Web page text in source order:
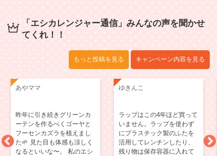
「エシカレンジャー通信」みんなの声を聞かせ
てくれ！！
もっと投稿を見る キャンペーン内容を見る
あやママ
昨年に引き続きグリーンカ
ーテンを作るべくゴーヤと
フーセンカズラを植えまし
た🌱 見た目も体感も涼しく
なるといいな〜。 私のエシ
ゆきんこ
ラップはこの4年ほど買って
いません。ラップを使わず
にプラスチック製のふたを
活用してレンチンしたり、
残り物は保存容器に入れて